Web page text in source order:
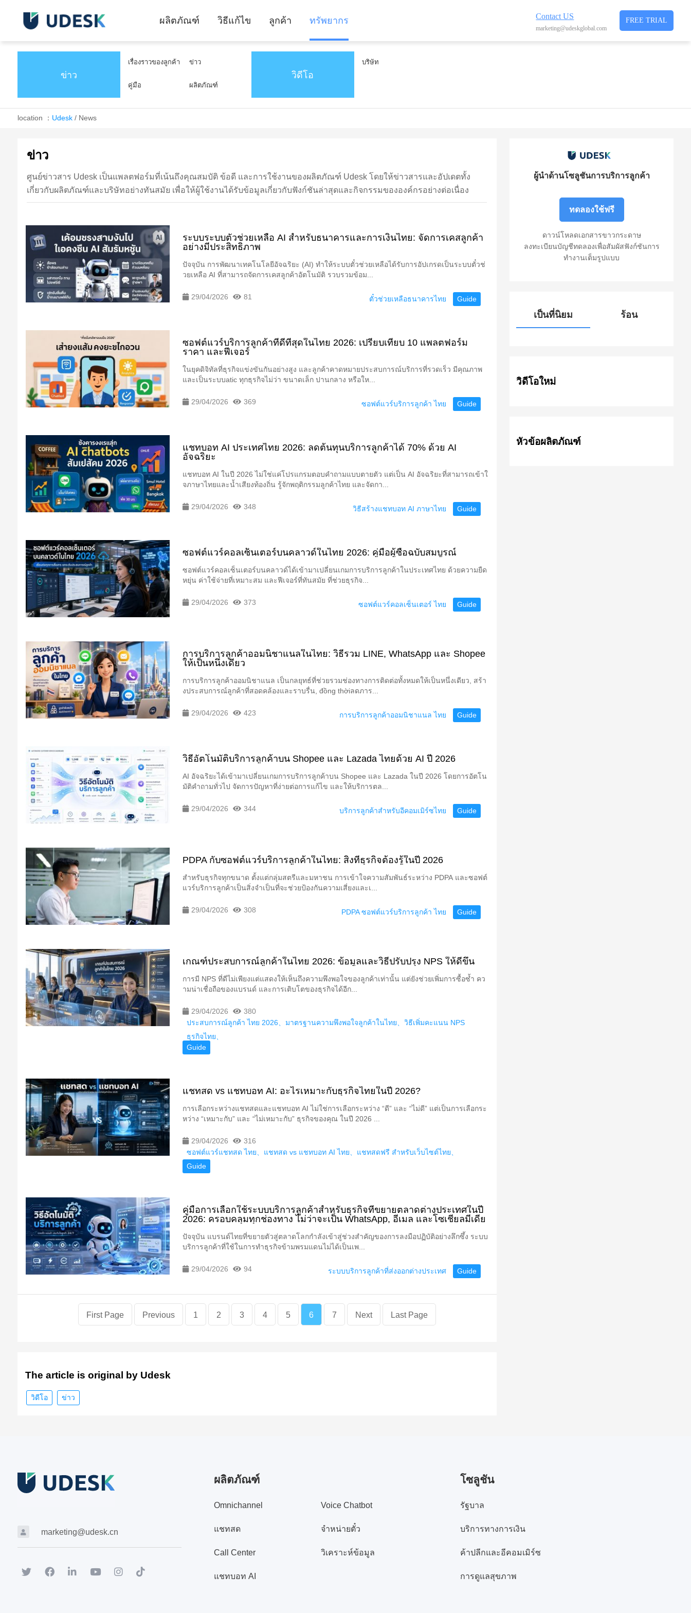
Contact US
marketing@udeskglobal.com
FREE TRIAL
ผลิตภัณฑ์ วิธีแก้ไข ลูกค้า ทรัพยากร
ข่าว
เรื่องราวของลูกค้า ข่าว
คู่มือ ผลิตภัณฑ์
วิดีโอ
บริษัท
location ： Udesk/ News
ข่าว
ศูนย์ข่าวสาร Udesk เป็นแพลตฟอร์มที่เน้นถึงคุณสมบัติ ข้อดี และการใช้งานของผลิตภัณฑ์ Udesk โดยให้ข่าวสารและอัปเดตทั้ง
เกี่ยวกับผลิตภัณฑ์และบริษัทอย่างทันสมัย เพื่อให้ผู้ใช้งานได้รับข้อมูลเกี่ยวกับฟังก์ชันล่าสุดและกิจกรรมขององค์กรอย่างต่อเนื่อง
ระบบระบบตั๋วช่วยเหลือ AI สำหรับธนาคารและการเงินไทย: จัดการเคสลูกค้า
อย่างมีประสิทธิภาพ
ปัจจุบัน การพัฒนาเทคโนโลยีอัจฉริยะ (AI) ทำให้ระบบตั๋วช่วยเหลือได้รับการอัปเกรดเป็นระบบตั๋วช่
วยเหลือ AI ที่สามารถจัดการเคสลูกค้าอัตโนมัติ รวบรวมข้อม...
29/04/2026 81 ตั๋วช่วยเหลือธนาคารไทย Guide
ซอฟต์แวร์บริการลูกค้าที่ดีที่สุดในไทย 2026: เปรียบเทียบ 10 แพลตฟอร์ม
ราคา และฟีเจอร์
ในยุคดิจิทัลที่ธุรกิจแข่งขันกันอย่างสูง และลูกค้าคาดหมายประสบการณ์บริการที่รวดเร็ว มีคุณภาพ
และเป็นระบบatic ทุกธุรกิจไม่ว่า ขนาดเล็ก ปานกลาง หรือให...
29/04/2026 369 ซอฟต์แวร์บริการลูกค้า ไทย Guide
แชทบอท AI ประเทศไทย 2026: ลดต้นทุนบริการลูกค้าได้ 70% ด้วย AI
อัจฉริยะ
แชทบอท AI ในปี 2026 ไม่ใช่แค่โปรแกรมตอบคำถามแบบตายตัว แต่เป็น AI อัจฉริยะที่สามารถเข้าใ
จภาษาไทยและน้ำเสียงท้องถิ่น รู้จักพฤติกรรมลูกค้าไทย และจัดกา...
29/04/2026 348 วิธีสร้างแชทบอท AI ภาษาไทย Guide
ซอฟต์แวร์คอลเซ็นเตอร์บนคลาวด์ในไทย 2026: คู่มือผู้ซื้อฉบับสมบูรณ์
ซอฟต์แวร์คอลเซ็นเตอร์บนคลาวด์ได้เข้ามาเปลี่ยนเกมการบริการลูกค้าในประเทศไทย ด้วยความยืด
หยุ่น ค่าใช้จ่ายที่เหมาะสม และฟีเจอร์ที่ทันสมัย ที่ช่วยธุรกิจ...
29/04/2026 373 ซอฟต์แวร์คอลเซ็นเตอร์ ไทย Guide
การบริการลูกค้าออมนิชาแนลในไทย: วิธีรวม LINE, WhatsApp และ Shopee
ให้เป็นหนึ่งเดียว
การบริการลูกค้าออมนิชาแนล เป็นกลยุทธ์ที่ช่วยรวมช่องทางการติดต่อทั้งหมดให้เป็นหนึ่งเดียว, สร้า
งประสบการณ์ลูกค้าที่สอดคล้องและราบรื่น, đồng thờiลดภาร...
29/04/2026 423 การบริการลูกค้าออมนิชาแนล ไทย Guide
วิธีอัตโนมัติบริการลูกค้าบน Shopee และ Lazada ไทยด้วย AI ปี 2026
AI อัจฉริยะได้เข้ามาเปลี่ยนเกมการบริการลูกค้าบน Shopee และ Lazada ในปี 2026 โดยการอัตโน
มัติคำถามทั่วไป จัดการปัญหาที่ง่ายต่อการแก้ไข และให้บริการตล...
29/04/2026 344 บริการลูกค้าสำหรับอีคอมเมิร์ซไทย Guide
PDPA กับซอฟต์แวร์บริการลูกค้าในไทย: สิ่งที่ธุรกิจต้องรู้ในปี 2026
สำหรับธุรกิจทุกขนาด ตั้งแต่กลุ่มสตรีและมหาชน การเข้าใจความสัมพันธ์ระหว่าง PDPA และซอฟต์
แวร์บริการลูกค้าเป็นสิ่งจำเป็นที่จะช่วยป้องกันความเสี่ยงและเ...
29/04/2026 308 PDPA ซอฟต์แวร์บริการลูกค้า ไทย Guide
เกณฑ์ประสบการณ์ลูกค้าในไทย 2026: ข้อมูลและวิธีปรับปรุง NPS ให้ดีขึ้น
การมี NPS ที่ดีไม่เพียงแต่แสดงให้เห็นถึงความพึงพอใจของลูกค้าเท่านั้น แต่ยังช่วยเพิ่มการซื้อซ้ำ คว
ามน่าเชื่อถือของแบรนด์ และการเติบโตของธุรกิจได้อีก...
29/04/2026
380
ประสบการณ์ลูกค้า ไทย 2026、มาตรฐานความพึงพอใจลูกค้าในไทย、วิธีเพิ่มคะแนน NPS
ธุรกิจไทย、
Guide
แชทสด vs แชทบอท AI: อะไรเหมาะกับธุรกิจไทยในปี 2026?
การเลือกระหว่างแชทสดและแชทบอท AI ไม่ใช่การเลือกระหว่าง “ดี” และ “ไม่ดี” แต่เป็นการเลือกระ
หว่าง “เหมาะกับ” และ “ไม่เหมาะกับ” ธุรกิจของคุณ ในปี 2026 ...
29/04/2026
316
ซอฟต์แวร์แชทสด ไทย、แชทสด vs แชทบอท AI ไทย、แชทสดฟรี สำหรับเว็บไซต์ไทย、
Guide
คู่มือการเลือกใช้ระบบบริการลูกค้าสำหรับธุรกิจที่ขยายตลาดต่างประเทศในปี
2026: ครอบคลุมทุกช่องทาง ไม่ว่าจะเป็น WhatsApp, อีเมล และโซเชียลมีเดีย
ปัจจุบัน แบรนด์ไทยที่ขยายตัวสู่ตลาดโลกกำลังเข้าสู่ช่วงสำคัญของการลงมือปฏิบัติอย่างลึกซึ้ง ระบบ
บริการลูกค้าที่ใช้ในการทำธุรกิจข้ามพรมแดนไม่ได้เป็นเพ...
29/04/2026 94 ระบบบริการลูกค้าที่ส่งออกต่างประเทศ Guide
First Page Previous 1 2 3 4 5 6 7 Next Last Page
The article is original by Udesk
วิดีโอ ข่าว
ผู้นำด้านโซลูชันการบริการลูกค้า
ทดลองใช้ฟรี
ดาวน์โหลดเอกสารขาวกระดาษ
ลงทะเบียนบัญชีทดลองเพื่อสัมผัสฟังก์ชันการ
ทำงานเต็มรูปแบบ
เป็นที่นิยม ร้อน
วิดีโอใหม่
หัวข้อผลิตภัณฑ์
marketing@udesk.cn
ผลิตภัณฑ์
Omnichannel Voice Chatbot
แชทสด จำหน่ายตั๋ว
Call Center วิเคราะห์ข้อมูล
แชทบอท AI
โซลูชัน
รัฐบาล
บริการทางการเงิน
ค้าปลีกและอีคอมเมิร์ซ
การดูแลสุขภาพ